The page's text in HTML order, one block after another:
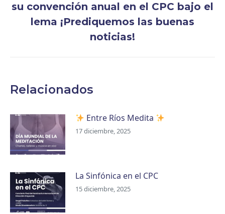
Publicación
siguiente:
su convención anual en el CPC bajo el
lema ¡Prediquemos las buenas
noticias!
Relacionados
Entre Ríos Medita
17 diciembre, 2025
La Sinfónica en el CPC
15 diciembre, 2025